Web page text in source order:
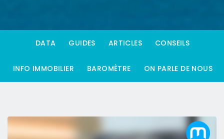
DATA GUIDES ARTICLES CONSEILS
INFO IMMOBILIER BAROMÈTRE ON PARLE DE NOUS